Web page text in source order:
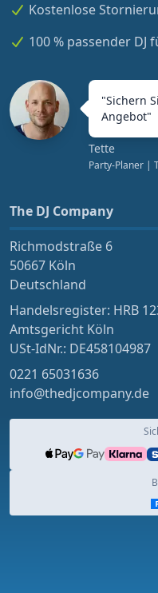
Kostenlose
100 % passender DJ
"Sichern
Angebot"
Tette
Party-Planer |
The DJ Company
Richmodstraße 6
50667 Köln
Deutschland
Handelsregister: HRB
Amtsgericht Köln
USt-IdNr.: DE458104987
0221 65031636
info@thedjcompany.de